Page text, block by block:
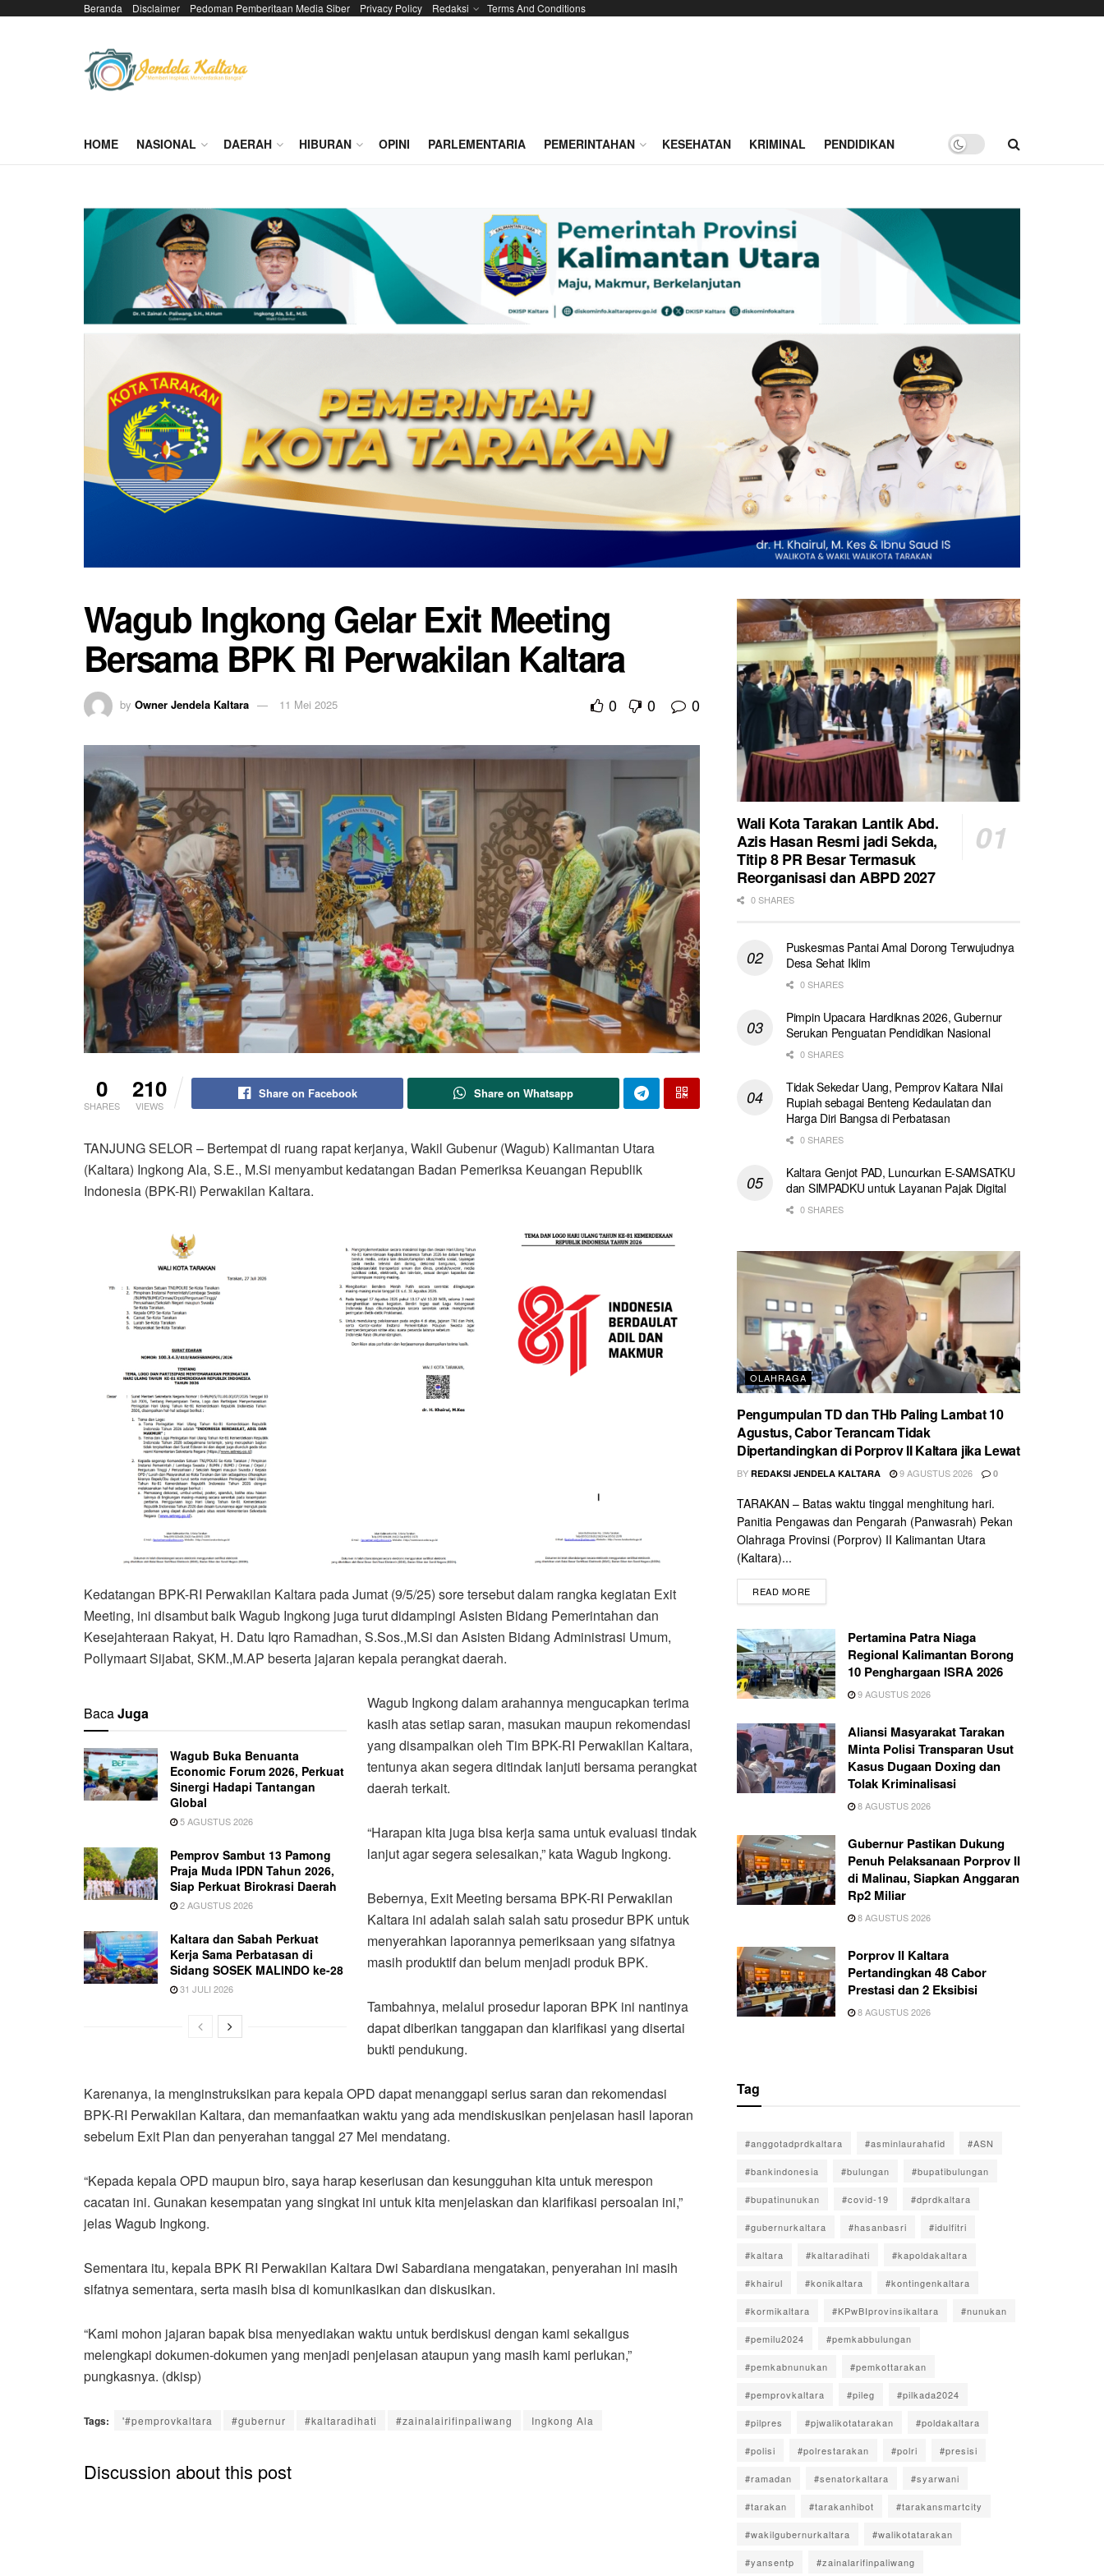
Beranda Disclaimer Pedoman Pemberitaan Media Siber Privacy Policy Redaksi Terms And Conditions
HOME NASIONAL DAERAH HIBURAN OPINI PARLEMENTARIA PEMERINTAHAN KESEHATAN KRIMINAL PENDIDIKAN
Wagub Ingkong Gelar Exit Meeting
Bersama BPK RI Perwakilan Kaltara
by Owner Jendela Kaltara 11 Mei 2025 0 0 0
0
SHARES
210
VIEWS
Share on Facebook Share on Whatsapp
TANJUNG SELOR – Bertempat di ruang rapat kerjanya, Wakil Gubenur (Wagub) Kalimantan Utara
(Kaltara) Ingkong Ala, S.E., M.Si menyambut kedatangan Badan Pemeriksa Keuangan Republik
Indonesia (BPK-RI) Perwakilan Kaltara.
Kedatangan BPK-RI Perwakilan Kaltara pada Jumat (9/5/25) sore tersebut dalam rangka kegiatan Exit
Meeting, ini disambut baik Wagub Ingkong juga turut didampingi Asisten Bidang Pemerintahan dan
Kesejahteraan Rakyat, H. Datu Iqro Ramadhan, S.Sos.,M.Si dan Asisten Bidang Administrasi Umum,
Pollymaart Sijabat, SKM.,M.AP beserta jajaran kepala perangkat daerah.
BacaJuga
Wagub Buka Benuanta
Economic Forum 2026, Perkuat
Sinergi Hadapi Tantangan
Global
5 AGUSTUS 2026
Pemprov Sambut 13 Pamong
Praja Muda IPDN Tahun 2026,
Siap Perkuat Birokrasi Daerah
2 AGUSTUS 2026
Kaltara dan Sabah Perkuat
Kerja Sama Perbatasan di
Sidang SOSEK MALINDO ke-28
31 JULI 2026
Wagub Ingkong dalam arahannya mengucapkan terima
kasih atas setiap saran, masukan maupun rekomendasi
yang disampaikan oleh Tim BPK-RI Perwakilan Kaltara,
tentunya akan segera ditindak lanjuti bersama perangkat
daerah terkait.
“Harapan kita juga bisa kerja sama untuk evaluasi tindak
lanjut agar segera selesaikan,” kata Wagub Ingkong.
Bebernya, Exit Meeting bersama BPK-RI Perwakilan
Kaltara ini adalah salah salah satu prosedur BPK untuk
menyerahkan laporannya pemeriksaan yang sifatnya
masih produktif dan belum menjadi produk BPK.
Tambahnya, melalui prosedur laporan BPK ini nantinya
dapat diberikan tanggapan dan klarifikasi yang disertai
bukti pendukung.
Karenanya, ia menginstruksikan para kepala OPD dapat menanggapi serius saran dan rekomendasi
BPK-RI Perwakilan Kaltara, dan memanfaatkan waktu yang ada mendiskusikan penjelasan hasil laporan
sebelum Exit Plan dan penyerahan tanggal 27 Mei mendatang.
“Kepada kepala OPD maupun biro, saya harap keseriusan dan kesungguhan kita untuk merespon
cacatan ini. Gunakan kesempatan yang singkat ini untuk kita menjelaskan dan klarifikasi persoalan ini,”
jelas Wagub Ingkong.
Sementara itu, kepala BPK RI Perwakilan Kaltara Dwi Sabardiana mengatakan, penyerahan ini masih
sifatnya sementara, serta masih bisa di komunikasikan dan diskusikan.
“Kami mohon jajaran bapak bisa menyediakan waktu untuk berdiskusi dengan kami sekaligus
melengkapi dokumen-dokumen yang menjadi penjelasan ataupun yang masih kami perlukan,”
pungkasnya. (dkisp)
Tags: '#pemprovkaltara #gubernur #kaltaradihati #zainalairifinpaliwang Ingkong Ala
Discussion about this post
Wali Kota Tarakan Lantik Abd.
Azis Hasan Resmi jadi Sekda,
Titip 8 PR Besar Termasuk
Reorganisasi dan ABPD 2027
0 SHARES
Puskesmas Pantai Amal Dorong Terwujudnya
Desa Sehat Iklim
0 SHARES
Pimpin Upacara Hardiknas 2026, Gubernur
Serukan Penguatan Pendidikan Nasional
0 SHARES
Tidak Sekedar Uang, Pemprov Kaltara Nilai
Rupiah sebagai Benteng Kedaulatan dan
Harga Diri Bangsa di Perbatasan
0 SHARES
Kaltara Genjot PAD, Luncurkan E-SAMSATKU
dan SIMPADKU untuk Layanan Pajak Digital
0 SHARES
OLAHRAGA
Pengumpulan TD dan THb Paling Lambat 10
Agustus, Cabor Terancam Tidak
Dipertandingkan di Porprov II Kaltara jika Lewat
BY REDAKSI JENDELA KALTARA 9 AGUSTUS 2026 0
TARAKAN – Batas waktu tinggal menghitung hari.
Panitia Pengawas dan Pengarah (Panwasrah) Pekan
Olahraga Provinsi (Porprov) II Kalimantan Utara
(Kaltara)...
READ MORE
Pertamina Patra Niaga
Regional Kalimantan Borong
10 Penghargaan ISRA 2026
9 AGUSTUS 2026
Aliansi Masyarakat Tarakan
Minta Polisi Transparan Usut
Kasus Dugaan Doxing dan
Tolak Kriminalisasi
8 AGUSTUS 2026
Gubernur Pastikan Dukung
Penuh Pelaksanaan Porprov II
di Malinau, Siapkan Anggaran
Rp2 Miliar
8 AGUSTUS 2026
Porprov II Kaltara
Pertandingkan 48 Cabor
Prestasi dan 2 Eksibisi
8 AGUSTUS 2026
Tag
#anggotadprdkaltara #asminlaurahafid #ASN
#bankindonesia #bulungan #bupatibulungan
#bupatinunukan #covid-19 #dprdkaltara
#gubernurkaltara #hasanbasri #idulfitri
#kaltara #kaltaradihati #kapoldakaltara
#khairul #konikaltara #kontingenkaltara
#kormikaltara #KPwBIprovinsikaltara #nunukan
#pemilu2024 #pemkabbulungan
#pemkabnunukan #pemkottarakan
#pemprovkaltara #pileg #pilkada2024
#pilpres #pjwalikotatarakan #poldakaltara
#polisi #polrestarakan #polri #presisi
#ramadan #senatorkaltara #syarwani
#tarakan #tarakanhibot #tarakansmartcity
#wakilgubernurkaltara #walikotatarakan
#yansentp #zainalarifinpaliwang